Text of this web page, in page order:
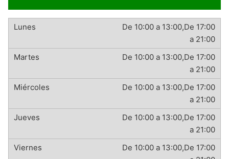
De 10:00 a 13:00,De 17:00
a 21:00
De 10:00 a 13:00,De 17:00
a 21:00
De 10:00 a 13:00,De 17:00
a 21:00
De 10:00 a 13:00,De 17:00
a 21:00
De 10:00 a 13:00,De 17:00